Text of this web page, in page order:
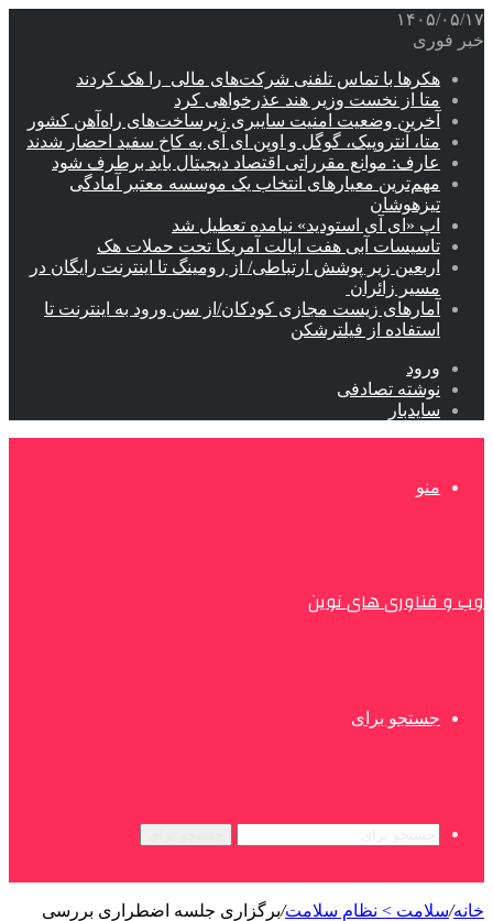
۱۴۰۵/۰۵/۱۷
خبر فوری
هکرها با تماس تلفنی شرکت‌های مالی را هک کردند
متا از نخست وزیر هند عذرخواهی کرد
آخرین وضعیت امنیت سایبری زیرساخت‌های راه‌آهن کشور
متا، آنتروپیک، گوگل و اوپن ای آی به کاخ سفید احضار شدند
عارف: موانع مقرراتی اقتصاد دیجیتال باید برطرف شود
مهم‌ترین معیارهای انتخاب یک موسسه معتبر آمادگی
تیزهوشان
اپ «ای آی استودید» نیامده تعطیل شد
تاسیسات آبی هفت ایالت آمریکا تحت حملات هک
اربعین زیر پوشش ارتباطی/ از رومینگ تا اینترنت رایگان در
مسیر زائران
آمارهای زیست مجازی کودکان/از سن ورود به اینترنت تا
استفاده از فیلترشکن
ورود
نوشته تصادفی
سایدبار
منو
وب و فناوری های نوین
جستجو برای
خانه/سلامت > نظام سلامت/برگزاری جلسه اضطراری بررسی